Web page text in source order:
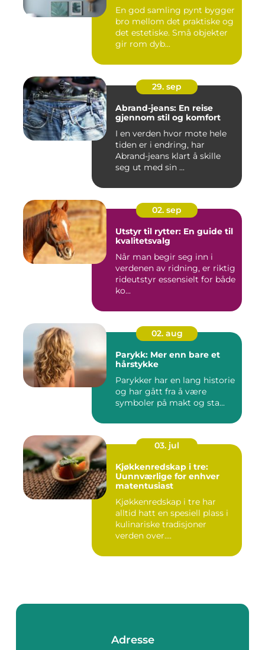
En god samling pynt bygger
bro mellom det praktiske og
det estetiske. Små objekter
gir rom dyb...
29. sep
Abrand-jeans: En reise
gjennom stil og komfort
I en verden hvor mote hele
tiden er i endring, har
Abrand-jeans klart å skille
seg ut med sin ...
02. sep
Utstyr til rytter: En guide til
kvalitetsvalg
Når man begir seg inn i
verdenen av ridning, er riktig
rideutstyr essensielt for både
ko...
02. aug
Parykk: Mer enn bare et
hårstykke
Parykker har en lang historie
og har gått fra å være
symboler på makt og sta...
03. jul
Kjøkkenredskap i tre:
Uunnværlige for enhver
matentusiast
Kjøkkenredskap i tre har
alltid hatt en spesiell plass i
kulinariske tradisjoner
verden over....
Adresse